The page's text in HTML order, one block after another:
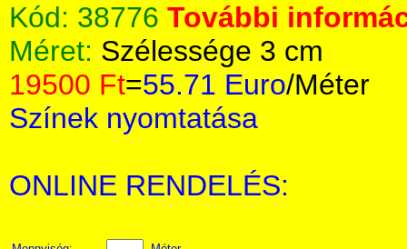
Kód: 38776 További
Méret: Szélessége 3 cm
19500 Ft=55.71 Euro/Méter
Színek nyomtatása
ONLINE RENDELÉS: